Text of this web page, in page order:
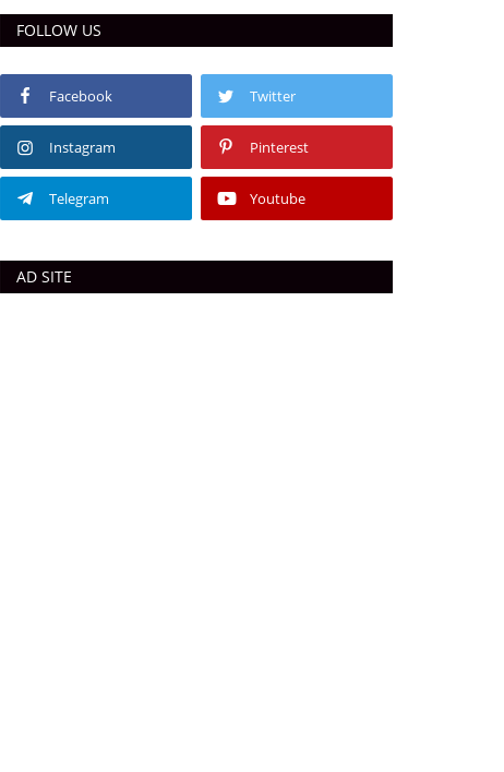
FOLLOW US
Facebook Twitter
Instagram Pinterest
Telegram Youtube
AD SITE